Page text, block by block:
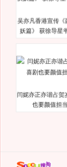
吴亦凡香港宣传《
妖篇》 获徐导星
闫妮亦正亦谐占贺
也要颜值担当